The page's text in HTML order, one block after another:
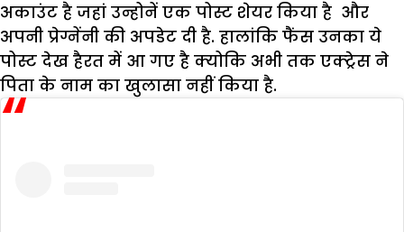
अकाउंट है जहां उन्होनें एक पोस्ट शेयर किया है और
अपनी प्रेग्नेंनी की अपडेट दी है. हालांकि फैंस उनका ये
पोस्ट देख हैरत में आ गए है क्योकि अभी तक एक्ट्रेस ने
पिता के नाम का खुलासा नहीं किया है.